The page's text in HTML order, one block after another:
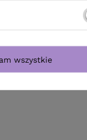
zwiększająca
wszystkie